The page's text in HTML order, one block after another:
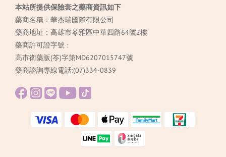
本站所提供保險套之藥商資訊如下
藥商名稱：華杰瑞國際有限公司
藥商地址：高雄市苓雅區中華四路64號2樓
藥商許可證字號 :
高市衛藥販(苓)字第MD6207015747號
藥商諮詢專線電話:(07)334-0839